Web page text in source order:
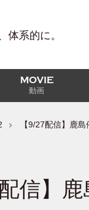
体系的に。
MOVIE
動画
【9/27配信】鹿
配信】